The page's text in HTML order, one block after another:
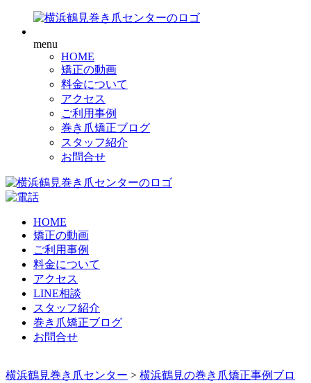
menu
HOME
矯正の動画
料金について
アクセス
ご利用事例
巻き爪矯正ブログ
スタッフ紹介
お問合せ
HOME
矯正の動画
ご利用事例
料金について
アクセス
LINE相談
スタッフ紹介
巻き爪矯正ブログ
お問合せ
横浜鶴見巻き爪センター > 横浜鶴見の巻き爪矯正事例ブロ